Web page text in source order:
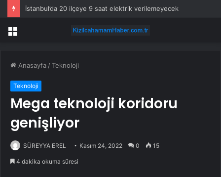
İstanbul’da 20 ilçeye 9 saat elektrik verilemeyecek
Menü
Anasayfa /Teknoloji
Teknoloji
Mega teknoloji koridoru
genişliyor
SÜREYYA EREL Kasım 24, 2022 0 15
4 dakika okuma süresi